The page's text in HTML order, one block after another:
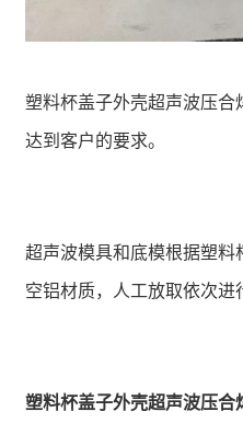
塑料杯盖子外壳超声波压
达到客户的要求。
超声波模具和底模根据塑
空铝材质，人工放取依次进
塑料杯盖子外壳超声波压合